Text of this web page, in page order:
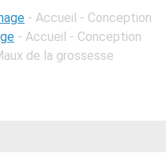
- Accueil - Conception
- Accueil - Conception
de la grossesse